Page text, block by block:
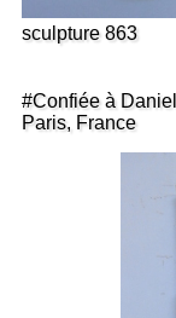
sculpture 863
#Confiée à
Paris, France